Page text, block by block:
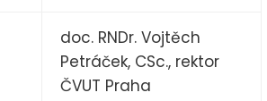
doc. RNDr. Vojtěch
Petráček, CSc., rektor
ČVUT Praha